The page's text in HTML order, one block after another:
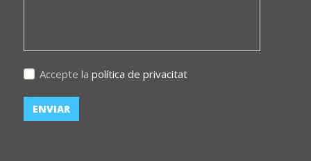
Accepte la política de privacitat